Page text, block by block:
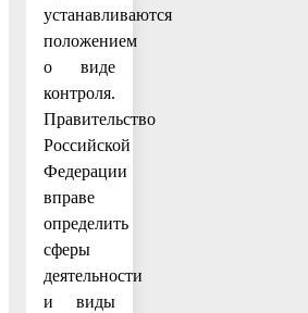
устанавливаются
положением
о виде
контроля.
Правительство
Российской
Федерации
вправе
определить
сферы
деятельности
и виды